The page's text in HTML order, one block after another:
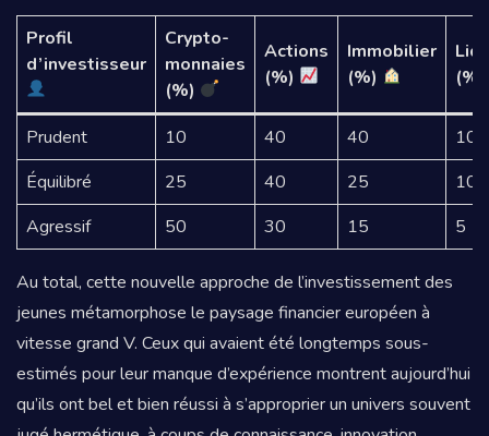
Profil
d’investisseur
Crypto-
monnaies
(%)
Actions
(%)
Immobilier
(%)
(%)
Prudent 10 40 40
10
Équilibré
25 40 25
10
Agressif
50 30 15 5
Au total, cette nouvelle approche de l’investissement des
jeunes métamorphose le paysage financier européen à
vitesse grand V. Ceux qui avaient été longtemps sous-
estimés pour leur manque d’expérience montrent aujourd’hui
qu’ils ont bel et bien réussi à s’approprier un univers souvent